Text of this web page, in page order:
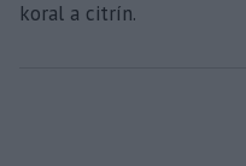
koral a citrín.